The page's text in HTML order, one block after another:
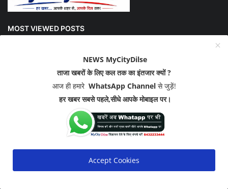
MOST VIEWED POSTS
एक- दो दिन और सहन कर लीजिए गर्मी ! राजस्थान में समय से ...
दो बीवियों के साथ रहेगा जीजा, एक साली और दूसरी घरवाली, ...
NEWS MyCityDilse
ताजा खबरों के लिए कल तक का इंतजार क्यों ?
आज ही हमारे WhatsApp Channelसे जुड़ें!
हर खबर सबसे पहले,सीधे आपके मोबाइल पर।
Accept Cookies